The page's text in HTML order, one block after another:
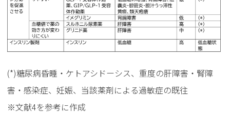
(*)糖尿病昏睡・ケトアシドーシス、重度の肝障害・腎障
害・感染症、妊娠、当該薬剤による過敏症の既往
※文献4を参考に作成